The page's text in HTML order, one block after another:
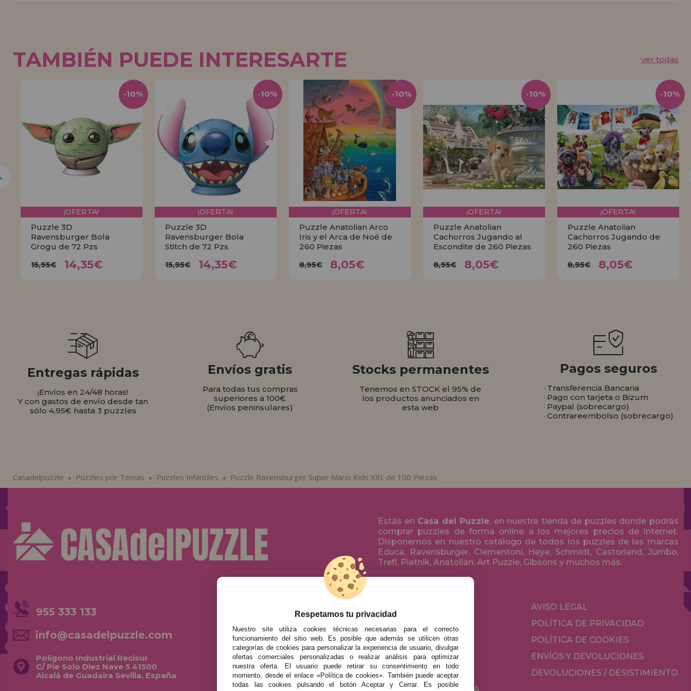
TAMBIÉN PUEDE INTERESARTE ver todas
¡OFERTA!
Puzzle 3D
Ravensburger Bola
Grogu de 72 Pzs
15,95€ 14,35€
-10%
¡OFERTA!
Puzzle 3D
Ravensburger Bola
Stitch de 72 Pzs
15,95€ 14,35€
-10%
¡OFERTA!
Puzzle Anatolian Arco
Iris y el Arca de Noé de
260 Piezas
8,95€ 8,05€
-10%
¡OFERTA!
Puzzle Anatolian
Cachorros Jugando al
Escondite de 260 Piezas
8,95€ 8,05€
-10%
¡OFERTA!
Puzzle Anatolian
Cachorros Jugando de
260 Piezas
8,95€ 8,05€
-10%
Entregas rápidas
¡Envíos en 24/48 horas!
Y con gastos de envío desde tan
sólo 4,95€ hasta 3 puzzles
Envíos gratis
Para todas tus compras
superiores a 100€
(Envíos peninsulares)
Stocks permanentes
Tenemos en STOCK el 95% de
los productos anunciados en
esta web
Pagos seguros
· Transferencia Bancaria
· Pago con tarjeta o Bizum
· Paypal (sobrecargo)
· Contrareembolso (sobrecargo)
Casadelpuzzle » Puzzles por Temas » Puzzles Infantiles » Puzzle Ravensburger Super Mario Kids XXL de 100 Piezas
Estás en Casa del Puzzle, en nuestra tienda de puzzles donde podrás
comprar puzzles de forma online a los mejores precios de Internet.
Disponemos en nuestro catálogo de todos los puzzles de las marcas
Educa, Ravensburger, Clementoni, Heye, Schmidt, Castorland, Jumbo,
Trefl, Piatnik, Anatolian, Art Puzzle, Gibsons y muchos más.
955 333 133
info@casadelpuzzle.com
Polígono Industrial Recisur
C/ Pie Solo Diez Nave 5 41500
Alcalá de Guadaira Sevilla, España
NOVEDADES
PROMOCIONES Y OFERTAS
PARA ADULTOS
POR AUTORES
ACCESORIOS
JUEGOS DE MESA
AVISO LEGAL
POLÍTICA DE PRIVACIDAD
POLÍTICA DE COOKIES
ENVÍOS Y DEVOLUCIONES
DEVOLUCIONES / DESISTIMIENTO
Respetamos tu privacidad
Nuestro site utiliza cookies técnicas necesarias para el correcto
funcionamiento del sitio web. Es posible que además se utilicen otras
categorías de cookies para personalizar la experiencia de usuario, divulgar
ofertas comerciales personalizadas o realizar análisis para optimizar
nuestra oferta. El usuario puede retirar su consentimiento en todo
momento, desde el enlace «Política de cookies». También puede aceptar
todas las cookies pulsando el botón Aceptar y Cerrar. Es posible